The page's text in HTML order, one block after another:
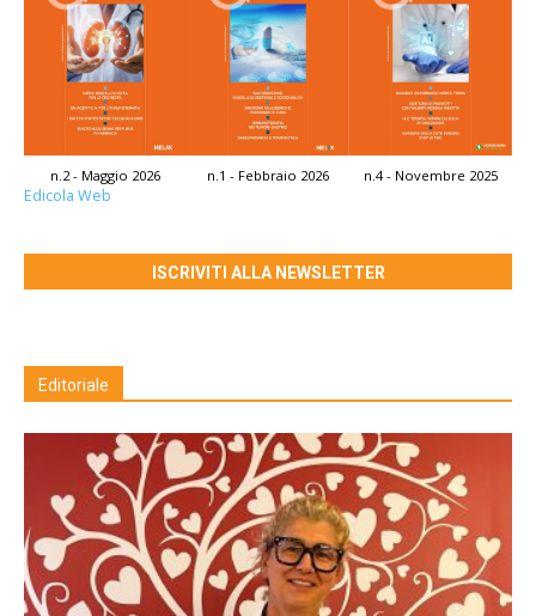
n.2 - Maggio 2026 n.1 - Febbraio 2026 n.4 - Novembre 2025
Edicola Web
ISCRIVITI ALLA NEWSLETTER
Editoriale